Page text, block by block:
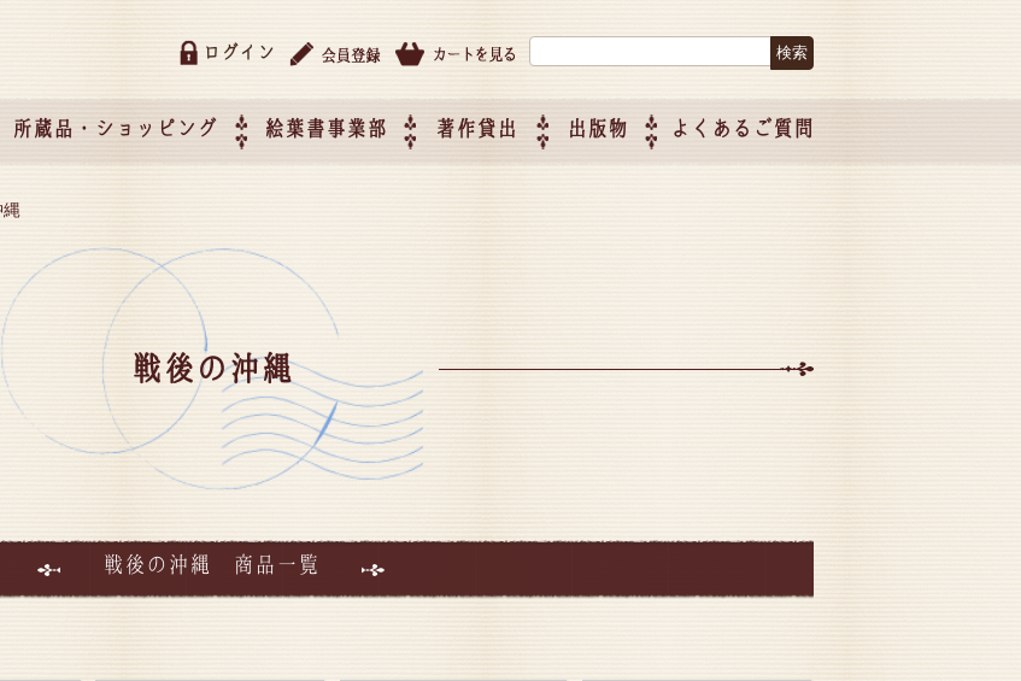
ログイン
所蔵品・ショッピング 絵葉書事業部 著作貸出 出版物 よくあるご質問
戦後の沖縄
戦後の沖縄 商品一覧